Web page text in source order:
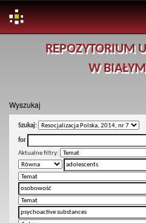
REPOZYTORIUM
W
Wyszukaj
Szukaj:
for
Aktualne filtry: